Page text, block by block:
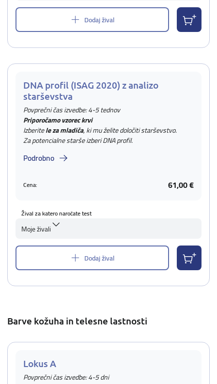
Dodaj žival
DNA profil (ISAG 2020) z analizo
starševstva
Povprečni čas izvedbe: 4-5 tednov
Priporočamo vzorec krvi
Izberitele za mladiča, ki mu želite določiti starševstvo.
Za potencialne starše izberi DNA profil.
Podrobno
Cena: 61,00 €
Žival za katero naročate test
Moje živali
Dodaj žival
Barve kožuha in telesne lastnosti
Lokus A
Povprečni čas izvedbe: 4-5 dni